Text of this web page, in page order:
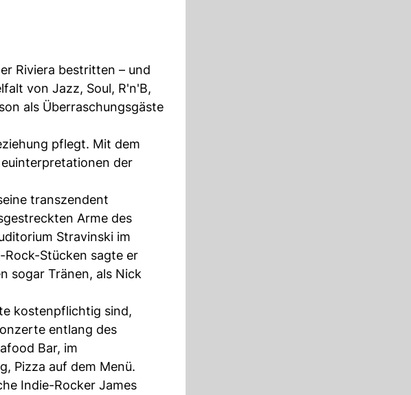
Riviera bestritten – und
von Jazz, Soul, R'n'B,
als Überraschungsgäste
pflegt. Mit dem
der
transzendent
Arme des
Stravinski im
Rock-Stücken sagte er
sogar Tränen, als Nick
kostenpflichtig sind,
entlang des
Bar, im
Pizza auf dem Menü.
Indie-Rocker James